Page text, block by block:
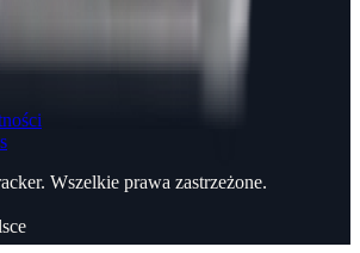
Wszelkie prawa zastrzeżone.